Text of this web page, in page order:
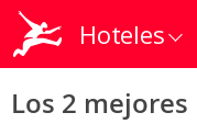
Hoteles
Los 2